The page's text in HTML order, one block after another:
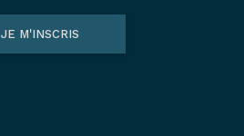
JE M'INSCRIS